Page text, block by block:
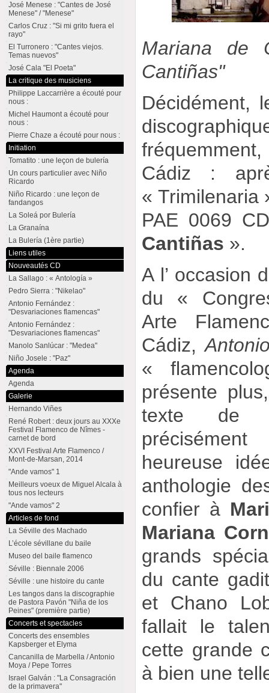
Mariana de
Cantiñas"
Décidément,
Cádiz :
« Trimilenaria
PAE 0069
Cantiñas ».
A l’ occasion
du «
Arte
Cádiz,
«
présente
texte de
heureuse
anthologie
confier à
Mariana
grands
du cante
et Chano
fallait le
cette grande
à bien une
José Menese : "Cantes de José
Menese" / "Menese"
Carlos Cruz : "Si mi grito fuera el
rayo"
El Turronero : "Cantes viejos.
Temas nuevos"
José Cala "El Poeta"
La critique des musiciens
Philippe Laccarrière a écouté pour
nous :
Michel Haumont a écouté pour
nous :
Pierre Chaze a écouté pour nous :
Initiation
Tomatito : une leçon de bulería
Un cours particulier avec Niño
Ricardo
Niño Ricardo : une leçon de
fandangos
La Soleá por Bulería
La Granaína
La Bulería (1ère partie)
Liens utiles
Nouveautés CD
La Sallago : « Antología »
Pedro Sierra : "Nikelao"
Antonio Fernández :
"Desvariaciones flamencas"
Antonio Fernández :
"Desvariaciones flamencas"
Manolo Sanlúcar : "Medea"
Niño Josele : "Paz"
Agenda
Agenda
Galerie
Hernando Viñes
René Robert : deux jours au XXXe
Festival Flamenco de Nîmes -
carnet de bord
XXVI Festival Arte Flamenco /
Mont-de-Marsan, 2014
"Ande vamos" 1
Meilleurs voeux de Miguel Alcala à
tous nos lecteurs
"Ande vamos" 2
Articles de fond
La Séville des Machado
L’école sévillane du baile
Museo del baile flamenco
Séville : Biennale 2006
Séville : une histoire du cante
Les tangos dans la discographie
de Pastora Pavón "Niña de los
Peines" (première partie)
Concerts et spectacles
Concerts des ensembles
Kapsberger et Elyma
Cancanilla de Marbella / Antonio
Moya / Pepe Torres
Israel Galván : "La Consagración
de la primavera"